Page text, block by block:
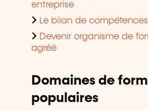
entreprise
Le bilan de compétences
Devenir organisme de
agréé
Domaines de
populaires